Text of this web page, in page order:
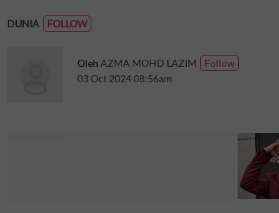
DUNIA
Oleh AZMA MOHD LAZIM
03 Oct 2024 08:56am